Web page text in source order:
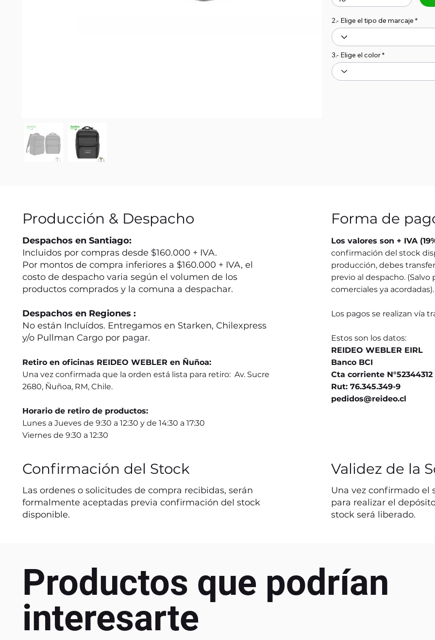
2.- Elige el tipo de marcaje
3.- Elige el color
Producción & Despacho
Despachos en Santiago:
Incluidos por compras desde $160.000 + IVA.
Por montos de compra inferiores a $160.000 + IVA, el
costo de despacho varia según el volumen de los
productos comprados y la comuna a despachar.
Despachos en Regiones :
No están Incluídos. Entregamos en Starken, Chilexpress
y/o Pullman Cargo por pagar.
Retiro en oficinas REIDEO WEBLER en Ñuñoa:
Una vez confirmada que la orden está lista para retiro: Av. Sucre
2680, Ñuñoa, RM, Chile.
Horario de retiro de productos:
Lunes a Jueves de 9:30 a 12:30 y de 14:30 a 17:30
Viernes de 9:30 a 12:30
Forma de
Los valores son + IVA
confirmación del stock
producción, debes
previo al despacho.
comerciales ya acordadas).
Los pagos se realizan vía
Estos son los datos:
REIDEO WEBLER EIRL
Banco BCI
Cta corriente N°52344312
Rut: 76.345.349-9
pedidos@reideo.cl
Confirmación del Stock
Las ordenes o solicitudes de compra recibidas, serán
formalmente aceptadas previa confirmación del stock
disponible.
Validez de la
Una vez confirmado el
para realizar el
stock será liberado.
Productos que podrían
interesarte